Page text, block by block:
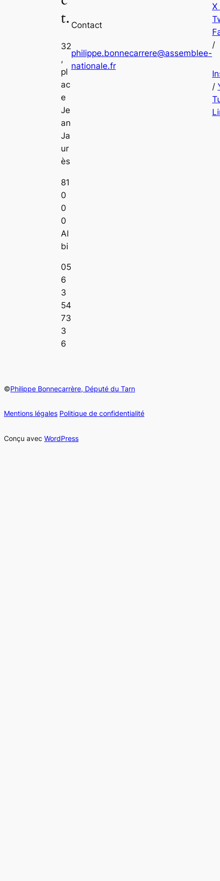
t.
32
,
pl
ac
e
Je
an
Ja
ur
ès
81
0
0
0
Al
bi
05
6
3
54
73
3
6
Contact
philippe.bonnecarrere@assemblee-
nationale.fr
X
/
/
©Philippe Bonnecarrère, Député du Tarn
Mentions légales Politique de confidentialité
Conçu avec WordPress